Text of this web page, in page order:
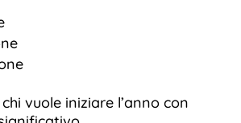
vuole iniziare l’anno con